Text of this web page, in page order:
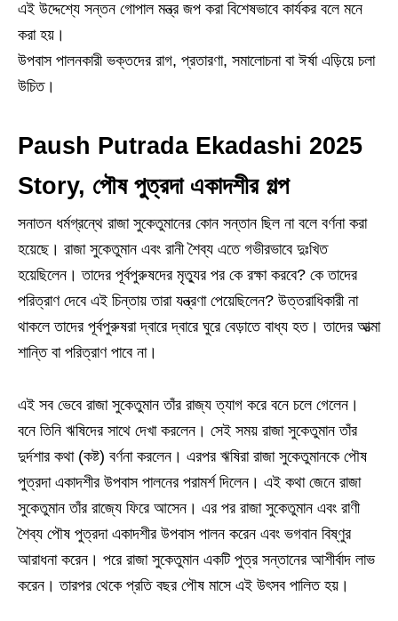
এই উদ্দেশ্যে সন্তন গোপাল মন্ত্র জপ করা বিশেষভাবে কার্যকর বলে মনে
করা হয়।
উপবাস পালনকারী ভক্তদের রাগ, প্রতারণা, সমালোচনা বা ঈর্ষা এড়িয়ে চলা
উচিত।
Paush Putrada Ekadashi 2025
Story, পৌষ পুত্রদা একাদশীর গল্প
সনাতন ধর্মগ্রন্থে রাজা সুকেতুমানের কোন সন্তান ছিল না বলে বর্ণনা করা
হয়েছে। রাজা সুকেতুমান এবং রানী শৈব্য এতে গভীরভাবে দুঃখিত
হয়েছিলেন। তাদের পূর্বপুরুষদের মৃত্যুর পর কে রক্ষা করবে? কে তাদের
পরিত্রাণ দেবে এই চিন্তায় তারা যন্ত্রণা পেয়েছিলেন? উত্তরাধিকারী না
থাকলে তাদের পূর্বপুরুষরা দ্বারে দ্বারে ঘুরে বেড়াতে বাধ্য হত। তাদের আত্মা
শান্তি বা পরিত্রাণ পাবে না।
এই সব ভেবে রাজা সুকেতুমান তাঁর রাজ্য ত্যাগ করে বনে চলে গেলেন।
বনে তিনি ঋষিদের সাথে দেখা করলেন। সেই সময় রাজা সুকেতুমান তাঁর
দুর্দশার কথা (কষ্ট) বর্ণনা করলেন। এরপর ঋষিরা রাজা সুকেতুমানকে পৌষ
পুত্রদা একাদশীর উপবাস পালনের পরামর্শ দিলেন। এই কথা জেনে রাজা
সুকেতুমান তাঁর রাজ্যে ফিরে আসেন। এর পর রাজা সুকেতুমান এবং রাণী
শৈব্য পৌষ পুত্রদা একাদশীর উপবাস পালন করেন এবং ভগবান বিষ্ণুর
আরাধনা করেন। পরে রাজা সুকেতুমান একটি পুত্র সন্তানের আশীর্বাদ লাভ
করেন। তারপর থেকে প্রতি বছর পৌষ মাসে এই উৎসব পালিত হয়।